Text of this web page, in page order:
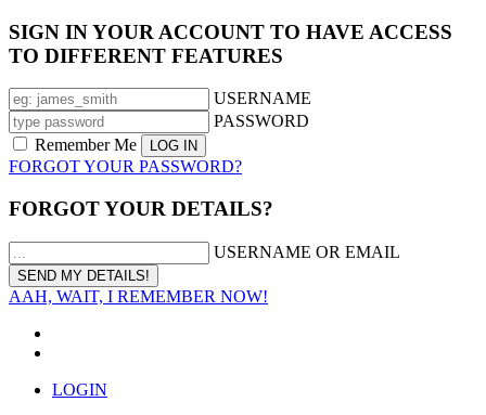
SIGN IN YOUR ACCOUNT TO HAVE ACCESS
TO DIFFERENT FEATURES
USERNAME
PASSWORD
Remember Me
FORGOT YOUR PASSWORD?
FORGOT YOUR DETAILS?
USERNAME OR EMAIL
AAH, WAIT, I REMEMBER NOW!
LOGIN